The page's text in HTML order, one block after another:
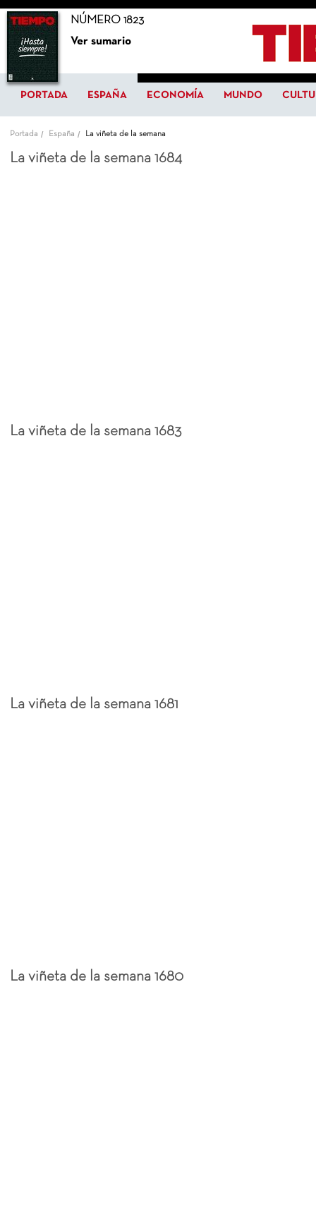
NÚMERO 1823
Ver sumario
PORTADA ESPAÑA ECONOMÍA MUNDO
Portada España La viñeta de la semana
La viñeta de la semana 1684
La viñeta de la semana 1683
La viñeta de la semana 1681
La viñeta de la semana 1680